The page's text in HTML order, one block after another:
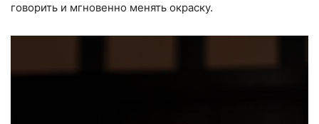
говорить и мгновенно менять окраску.